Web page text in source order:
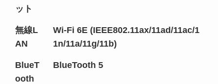
ット
無線L
AN
Wi-Fi 6E (IEEE802.11ax/11ad/11ac/1
1n/11a/11g/11b)
BlueT
ooth
BlueTooth 5